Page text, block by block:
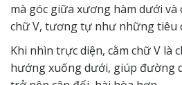
mà góc giữa xương hàm dưới
chữ V, tương tự như những tiêu
Khi nhìn trực diện, cằm chữ V là
hướng xuống dưới, giúp đường